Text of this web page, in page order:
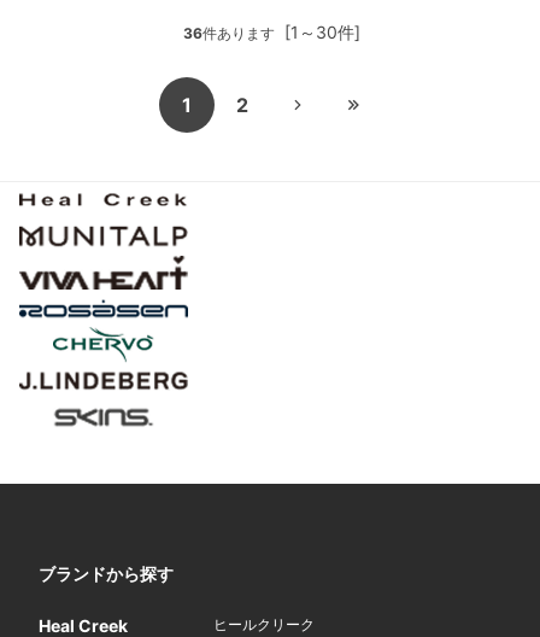
[1～30件]
36件あります
1 2
ブランドから探す
Heal Creek ヒールクリーク